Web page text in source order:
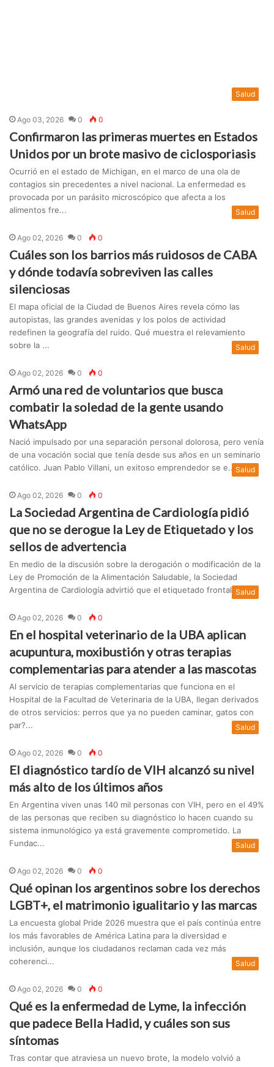
Salud
Ago 03, 2026 0 0
Confirmaron las primeras muertes en Estados
Unidos por un brote masivo de ciclosporiasis
Ocurrió en el estado de Michigan, en el marco de una ola de
contagios sin precedentes a nivel nacional. La enfermedad es
provocada por un parásito microscópico que afecta a los
alimentos fre...
Salud
Ago 02, 2026 0 0
Cuáles son los barrios más ruidosos de CABA
y dónde todavía sobreviven las calles
silenciosas
El mapa oficial de la Ciudad de Buenos Aires revela cómo las
autopistas, las grandes avenidas y los polos de actividad
redefinen la geografía del ruido. Qué muestra el relevamiento
sobre la ...
Salud
Ago 02, 2026 0 0
Armó una red de voluntarios que busca
combatir la soledad de la gente usando
WhatsApp
Nació impulsado por una separación personal dolorosa, pero venía
de una vocación social que tenía desde sus años en un seminario
católico. Juan Pablo Villani, un exitoso emprendedor se e... Salud
Ago 02, 2026 0 0
La Sociedad Argentina de Cardiología pidió
que no se derogue la Ley de Etiquetado y los
sellos de advertencia
En medio de la discusión sobre la derogación o modificación de la
Ley de Promoción de la Alimentación Saludable, la Sociedad
Argentina de Cardiología advirtió que el etiquetado frontal c...Salud
Ago 02, 2026 0 0
En el hospital veterinario de la UBA aplican
acupuntura, moxibustión y otras terapias
complementarias para atender a las mascotas
Al servicio de terapias complementarias que funciona en el
Hospital de la Facultad de Veterinaria de la UBA, llegan derivados
de otros servicios: perros que ya no pueden caminar, gatos con
par?...
Salud
Ago 02, 2026 0 0
El diagnóstico tardío de VIH alcanzó su nivel
más alto de los últimos años
En Argentina viven unas 140 mil personas con VIH, pero en el 49%
de las personas que reciben su diagnóstico lo hacen cuando su
sistema inmunológico ya está gravemente comprometido. La
Fundac...
Salud
Ago 02, 2026 0 0
Qué opinan los argentinos sobre los derechos
LGBT+, el matrimonio igualitario y las marcas
La encuesta global Pride 2026 muestra que el país continúa entre
los más favorables de América Latina para la diversidad e
inclusión, aunque los ciudadanos reclaman cada vez más
coherenci...
Salud
Ago 02, 2026 0 0
Qué es la enfermedad de Lyme, la infección
que padece Bella Hadid, y cuáles son sus
síntomas
Tras contar que atraviesa un nuevo brote, la modelo volvió a